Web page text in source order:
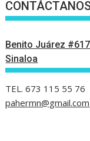
Benito Juárez
Sinaloa
TEL. 673 115 55 76
pahermn@gmail.com